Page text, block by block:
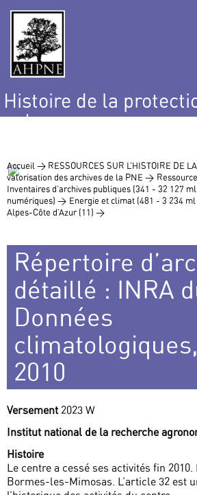
Histoire de la
nature
Accueil > RESSOURCES SUR L’HISTOIRE DE
valorisation des archives de la PNE >
Inventaires d’archives publiques (341 - 32 127
numériques) > Energie et climat (481 - 3 234
Alpes-Côte d’Azur (11) >
Répertoire
détaillé : INRA
Données
2010
Versement 2023 W
Institut national de la recherche
Histoire
Le centre a cessé ses activités fin
Bormes-les-Mimosas. L’article 32 est